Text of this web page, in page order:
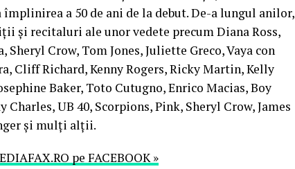
a 50 de ani de la debut. De-a lungul anilor,
şi recitaluri ale unor vedete precum Diana Ross,
Crow, Tom Jones, Juliette Greco, Vaya con
Cliff Richard, Kenny Rogers, Ricky Martin, Kelly
Baker, Toto Cutugno, Enrico Macias, Boy
Charles, UB 40, Scorpions, Pink, Sheryl Crow, James
şi mulţi alţii.
pe FACEBOOK »